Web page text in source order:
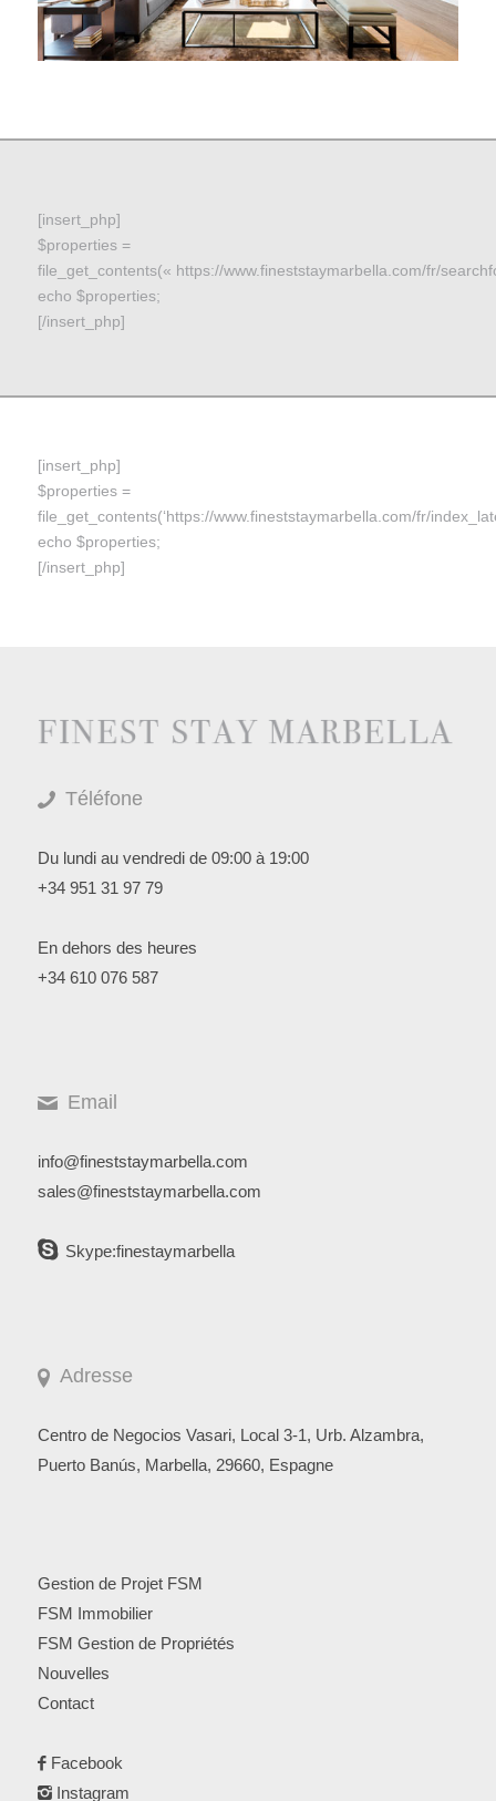
[insert_php]
$properties =
file_get_contents(« https://www.fineststaymarbella.com/fr/
echo $properties;
[/insert_php]
[insert_php]
$properties =
file_get_contents(‘https://www.fineststaymarbella.com/fr/
echo $properties;
[/insert_php]
Téléfone
Du lundi au vendredi de 09:00 à 19:00
+34 951 31 97 79
En dehors des heures
+34 610 076 587
Email
info@fineststaymarbella.com
sales@fineststaymarbella.com
Skype:finestaymarbella
Adresse
Centro de Negocios Vasari, Local 3-1, Urb. Alzambra,
Puerto Banús, Marbella, 29660, Espagne
Gestion de Projet FSM
FSM Immobilier
FSM Gestion de Propriétés
Nouvelles
Contact
Facebook
Instagram